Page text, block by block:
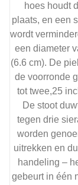
hoes houdt
plaats, en een
wordt
een diameter
(6.6 cm). De
de voorronde
tot twee,25
De stoot
tegen drie
worden
uitrekken en
handeling –
gebeurt in één